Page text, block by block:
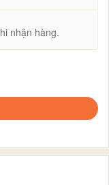
nhận hàng.